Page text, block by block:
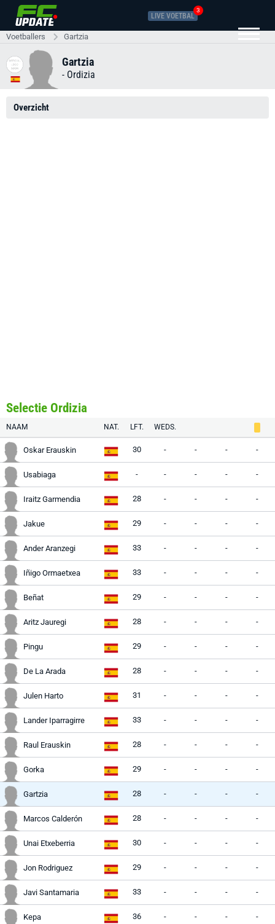
LIVE VOETBAL
3
Voetballers Gartzia
Gartzia
- Ordizia
Overzicht
Selectie Ordizia
NAAM NAT. LFT. WEDS.
Oskar Erauskin 30 - - - -
Usabiaga - - - - -
Iraitz Garmendia 28 - - - -
Jakue 29 - - - -
Ander Aranzegi 33 - - - -
Iñigo Ormaetxea 33 - - - -
Beñat 29 - - - -
Aritz Jauregi 28 - - - -
Pingu 29 - - - -
De La Arada 28 - - - -
Julen Harto 31 - - - -
Lander Iparragirre 33 - - - -
Raul Erauskin 28 - - - -
Gorka 29 - - - -
Gartzia 28 - - - -
Marcos Calderón 28 - - - -
Unai Etxeberria 30 - - - -
Jon Rodriguez 29 - - - -
Javi Santamaria 33 - - - -
Kepa 36 - - - -